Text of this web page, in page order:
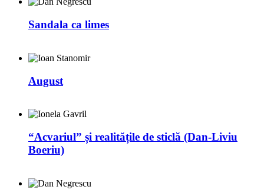
Sandala ca limes
August
“Acvariul” și realitățile de sticlă (Dan-Liviu
Boeriu)